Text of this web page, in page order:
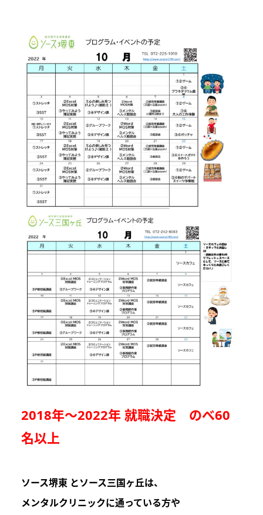
2018年～2022年 就職決定 のべ60
名以上
ソース堺東 とソース三国ヶ丘は、
メンタルクリニックに通っている方や